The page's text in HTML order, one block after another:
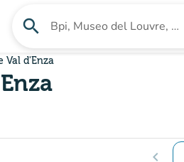
search Buscar un establecimiento
Val d'Enza
chevron_left